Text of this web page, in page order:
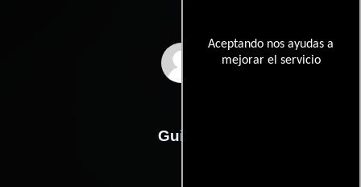
Aceptando nos ayudas a
mejorar el servicio
Mike Flanagan
Guión